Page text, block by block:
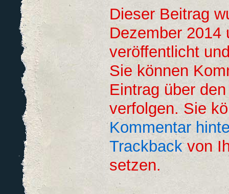
Dieser Beitrag
Dezember 2014
veröffentlicht
Sie können
Eintrag über
verfolgen. Sie
Kommentar
Trackbackvon
setzen.